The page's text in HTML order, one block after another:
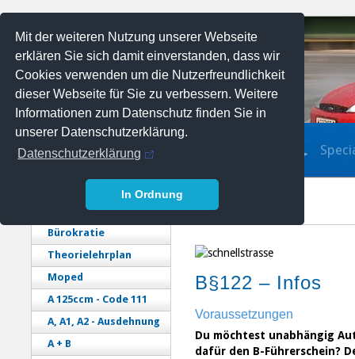
Mit der weiteren Nutzung unserer Webseite
erklären Sie sich damit einverstanden, dass wir
Cookies verwenden um die Nutzerfreundlichkeit
dieser Webseite für Sie zu verbessern. Weitere
Informationen zum Datenschutz finden Sie in
unserer Datenschutzerklärung.
Datenschutzerklärung
In Ordnung
Führerscheinausbildung
Bürokratie
Theorielehrplan
Moped
A 125ccm - Code 111
A, A1, A2 - Ausdehnung
A + B
B§122 – Infos
Voraussetzungen
Du möchtest unabhängig
dafür den B-Führerschein?